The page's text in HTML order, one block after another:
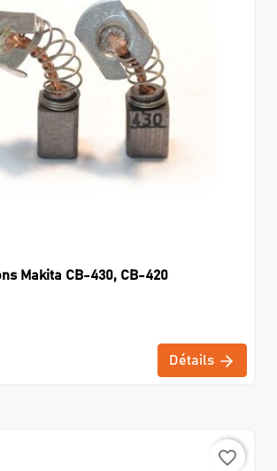
Makita CB-430, CB-420
Détails
favorite_border